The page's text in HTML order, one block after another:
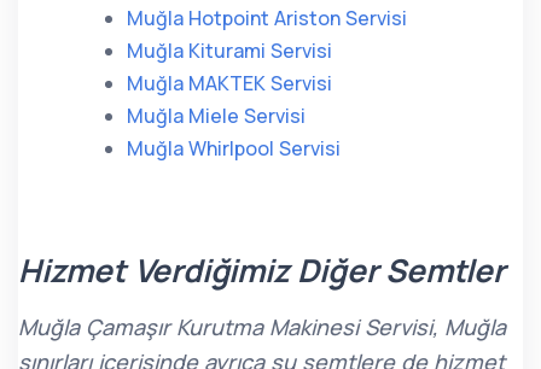
Muğla Hotpoint Ariston Servisi
Muğla Kiturami Servisi
Muğla MAKTEK Servisi
Muğla Miele Servisi
Muğla Whirlpool Servisi
Hizmet Verdiğimiz Diğer Semtler
Muğla Çamaşır Kurutma Makinesi Servisi, Muğla
sınırları içerisinde ayrıca şu semtlere de hizmet